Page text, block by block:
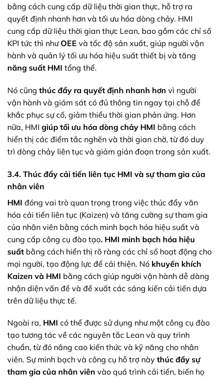
bằng cách cung cấp dữ liệu thời gian thực, hỗ trợ ra
quyết định nhanh hơn và tối ưu hóa dòng chảy. HMI
cung cấp dữ liệu thời gian thực Lean, bao gồm các chỉ số
KPI tức thì nhưOEE và tốc độ sản xuất, giúp người vận
hành và quản lý tối ưu hóa hiệu suất thiết bị và tăng
năng suất HMI tổng thể.
Nó cũng thúc đẩy ra quyết định nhanh hơn vì người
vận hành và giám sát có đủ thông tin ngay tại chỗ để
khắc phục sự cố, giảm thiểu thời gian phản ứng. Hơn
nữa, HMI giúp tối ưu hóa dòng chảy HMI bằng cách
hiển thị các điểm tắc nghẽn và thời gian chờ, từ đó duy
trì dòng chảy liên tục và giảm gián đoạn trong sản xuất.
3.4. Thúc đẩy cải tiến liên tục HMI và sự tham gia của
nhân viên
HMI đóng vai trò quan trọng trong việc thúc đẩy văn
hóa cải tiến liên tục (Kaizen) và tăng cường sự tham gia
của nhân viên bằng cách minh bạch hóa hiệu suất và
cung cấp công cụ đào tạo. HMI minh bạch hóa hiệu
suất bằng cách hiển thị rõ ràng các chỉ số hoạt động cho
mọi người, tạo động lực để cải thiện. Nó khuyến khích
Kaizen và HMI bằng cách giúp người vận hành dễ dàng
nhận diện vấn đề và đề xuất các sáng kiến cải tiến dựa
trên dữ liệu thực tế.
Ngoài ra, HMI có thể được sử dụng như một công cụ đào
tạo tương tác về các nguyên tắc Lean và quy trình
chuẩn, từ đó nâng cao kiến thức và kỹ năng cho nhân
viên. Sự minh bạch và công cụ hỗ trợ này thúc đẩy sự
tham gia của nhân viên vào quá trình cải tiến, biến họ